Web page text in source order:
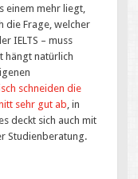
einem mehr liegt,
die Frage, welcher
IELTS – muss
hängt natürlich
schneiden die
sehr gut ab, in
deckt sich auch mit
Studienberatung.